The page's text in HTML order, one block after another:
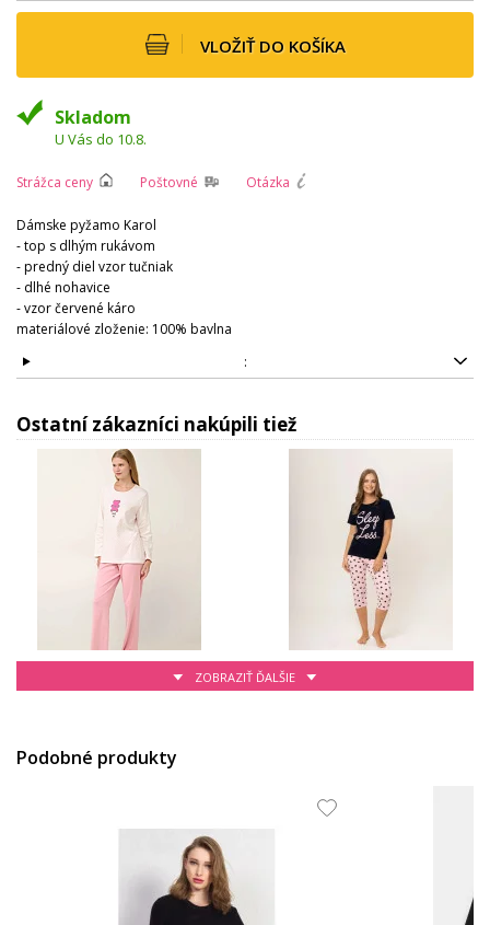
VLOŽIŤ DO KOŠÍKA
Skladom
U Vás do 10.8.
Strážca ceny Poštovné Otázka
Dámske pyžamo Karol
- top s dlhým rukávom
- predný diel vzor tučniak
- dlhé nohavice
- vzor červené káro
materiálové zloženie: 100% bavlna
:
Ostatní zákazníci nakúpili tiež
ZOBRAZIŤ ĎALŠIE
Podobné produkty